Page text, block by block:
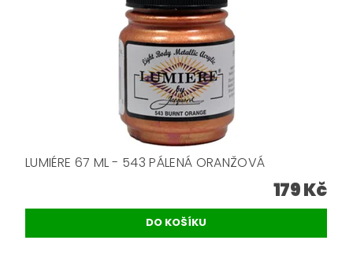
LUMIÉRE 67 ML - 543 PÁLENÁ ORANŽOVÁ
179 Kč